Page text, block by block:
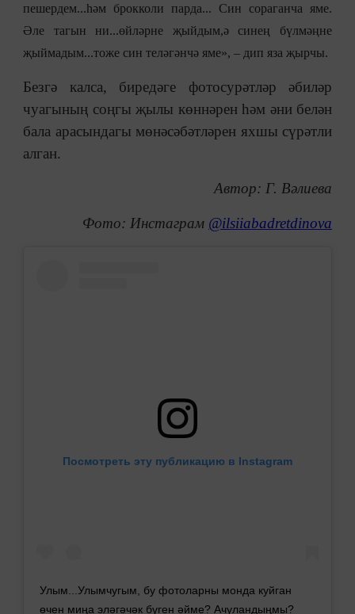
пешердем...һәм брокколи парда... Син сораганча яме.
Әле тагын ни...өйләрне җыйдым,ә синең бүлмәңне
җыймадым...тоже син теләгәнчә яме», – дип яза җырчы.
Безгә калса, биредәге фотосурәтләр әбиләр
чуагының соңгы җылы көннәрен һәм әни белән
бала арасындагы мөнәсәбәтләрен яхшы сүрәтли
алган.
Автор: Г. Вәлиева
Фото: Инстаграм @ilsiiabadretdinova
Посмотреть эту публикацию в Instagram
Улым...Улымчугым, бу фотоларны монда куйган
өчен миңа эләгәчәк бүген әйме? Ачуландыңмы?